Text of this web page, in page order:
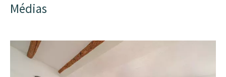
Médias